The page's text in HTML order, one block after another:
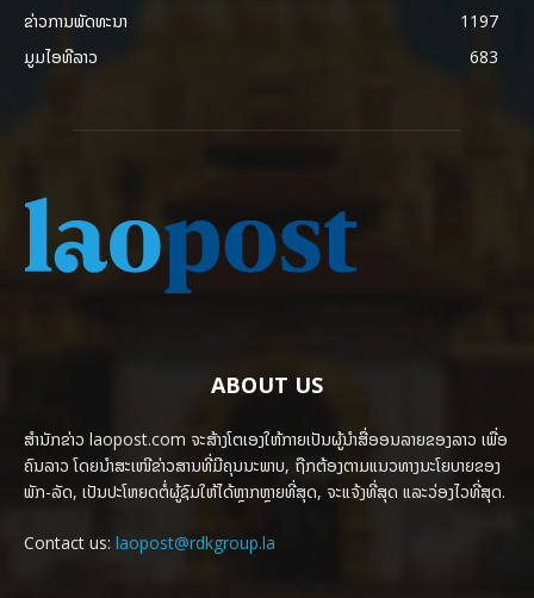
ຂ່າວການພັດທະນາ
1197
ມູມໄອທີລາວ
683
ABOUT US
ສຳນັກຂ່າວ laopost.com ຈະສ້າງໂຕເອງໃຫ້ກາຍເປັນຜູ້ນຳສື່ອອນລາຍຂອງລາວ ເພື່ອ
ຄົນລາວ ໂດຍນຳສະເໜີຂ່າວສານທີ່ມີຄຸນນະພາບ, ຖືກຕ້ອງຕາມແນວທາງນະໂຍບາຍຂອງ
ພັກ-ລັດ, ເປັນປະໂຫຍດຕໍ່ຜູ້ຊົມໃຫ້ໄດ້ຫຼາກຫຼາຍທີ່ສຸດ, ຈະແຈ້ງທີ່ສຸດ ແລະວ່ອງໄວທີ່ສຸດ.
Contact us: laopost@rdkgroup.la